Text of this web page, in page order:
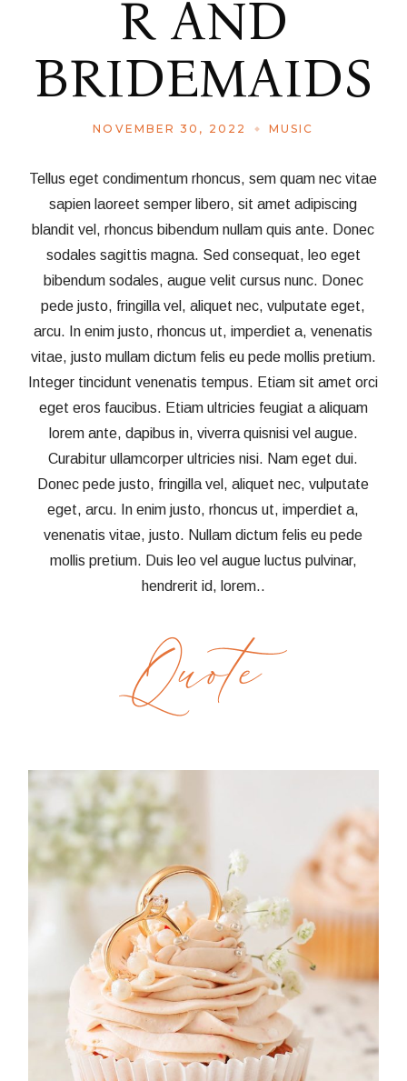
R AND
BRIDEMAIDS
NOVEMBER 30, 2022 MUSIC
Tellus eget condimentum rhoncus, sem quam nec vitae
sapien laoreet semper libero, sit amet adipiscing
blandit vel, rhoncus bibendum nullam quis ante. Donec
sodales sagittis magna. Sed consequat, leo eget
bibendum sodales, augue velit cursus nunc. Donec
pede justo, fringilla vel, aliquet nec, vulputate eget,
arcu. In enim justo, rhoncus ut, imperdiet a, venenatis
vitae, justo mullam dictum felis eu pede mollis pretium.
Integer tincidunt venenatis tempus. Etiam sit amet orci
eget eros faucibus. Etiam ultricies feugiat a aliquam
lorem ante, dapibus in, viverra quisnisi vel augue.
Curabitur ullamcorper ultricies nisi. Nam eget dui.
Donec pede justo, fringilla vel, aliquet nec, vulputate
eget, arcu. In enim justo, rhoncus ut, imperdiet a,
venenatis vitae, justo. Nullam dictum felis eu pede
mollis pretium. Duis leo vel augue luctus pulvinar,
hendrerit id, lorem..